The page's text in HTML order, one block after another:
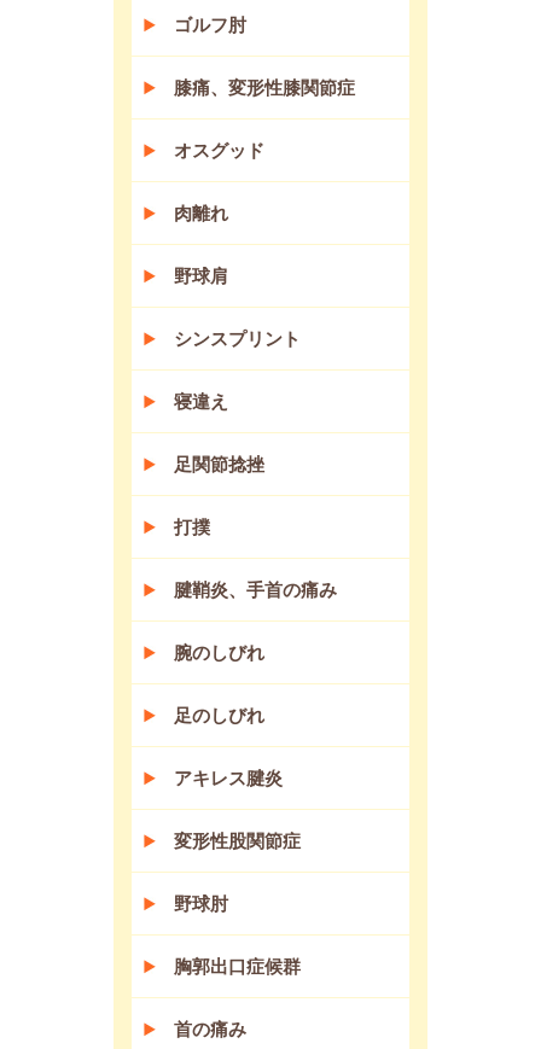
ゴルフ肘
膝痛、変形性膝関節症
オスグッド
肉離れ
野球肩
シンスプリント
寝違え
足関節捻挫
打撲
腱鞘炎、手首の痛み
腕のしびれ
足のしびれ
アキレス腱炎
変形性股関節症
野球肘
胸郭出口症候群
首の痛み